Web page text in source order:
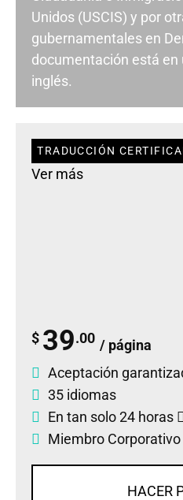
Unidos (USCIS) y por
gubernamentales en
documentación está en
inglés.
TRADUCCIÓN
Ver más
$ 39.00 / página
Aceptación
35 idiomas
En tan solo 24 horas
Miembro Corporativo
HACER